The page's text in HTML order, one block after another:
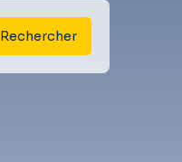
Rechercher